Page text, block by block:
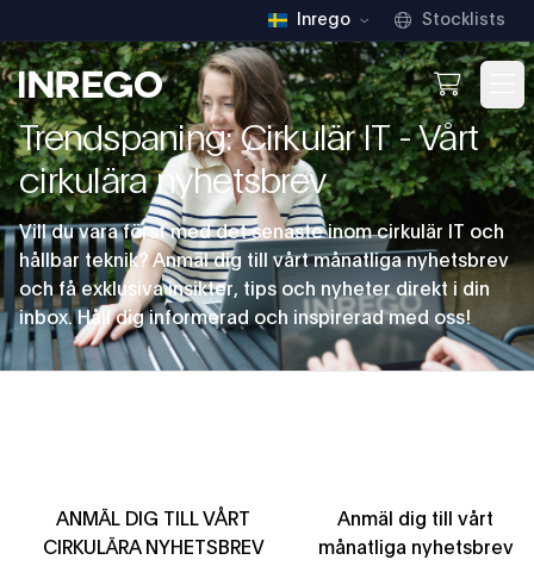
Inrego Stocklists
Inrego
Open
Trendspaning: Cirkulär IT - Vårt
cirkulära nyhetsbrev
Vill du vara först med det senaste inom cirkulär IT och
hållbar teknik? Anmäl dig till vårt månatliga nyhetsbrev
och få exklusiva insikter, tips och nyheter direkt i din
inbox. Håll dig informerad och inspirerad med oss!
ANMÄL DIG TILL VÅRT
CIRKULÄRA NYHETSBREV
Anmäl dig till vårt
månatliga nyhetsbrev